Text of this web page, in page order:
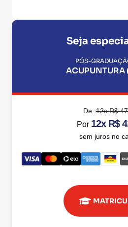
Seja
PÓS-
De:12x R$
Por 12x R$
sem juros no